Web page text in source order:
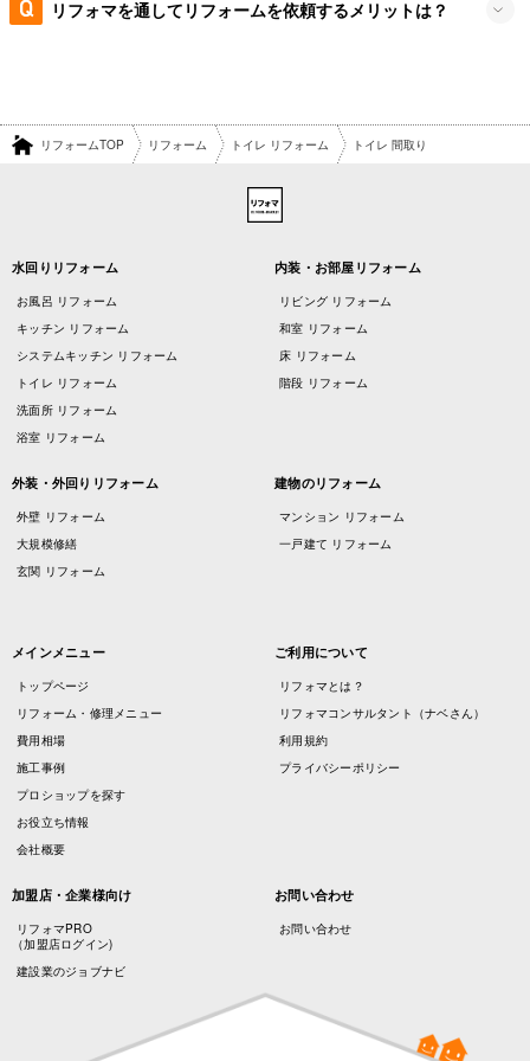
リフォマを通してリフォームを依頼するメリットは？
リフォームTOP リフォーム トイレ リフォーム トイレ 間取り
水回りリフォーム
お風呂 リフォーム
キッチン リフォーム
システムキッチン リフォーム
トイレ リフォーム
洗面所 リフォーム
浴室 リフォーム
内装・お部屋リフォーム
リビング リフォーム
和室 リフォーム
床 リフォーム
階段 リフォーム
外装・外回りリフォーム
外壁 リフォーム
大規模修繕
玄関 リフォーム
建物のリフォーム
マンション リフォーム
一戸建て リフォーム
メインメニュー
トップページ
リフォーム・修理メニュー
費用相場
施工事例
プロショップを探す
お役立ち情報
会社概要
ご利用について
リフォマとは？
リフォマコンサルタント（ナベさん）
利用規約
プライバシーポリシー
加盟店・企業様向け
リフォマPRO
（加盟店ログイン)
建設業のジョブナビ
お問い合わせ
お問い合わせ